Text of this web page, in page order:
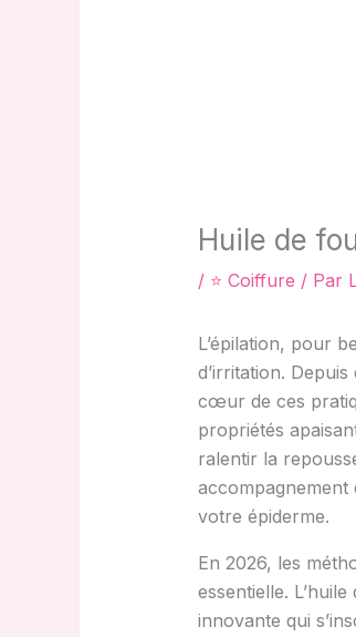
Huile de
/ ⭐ Coiffure / Par
L’épilation, pour
d’irritation.
cœur de ces
propriétés
ralentir la
votre épiderme.
En 2026, les
essentielle.
innovante qui